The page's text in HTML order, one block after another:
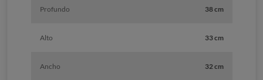
Profundo 38 cm
Alto 33 cm
Ancho 32 cm